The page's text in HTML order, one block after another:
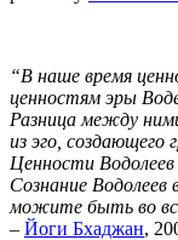
“В наше время
ценностям эры
Разница между
из эго, создающего
Ценности
Сознание
можите быть во
– Йоги Бхаджан,